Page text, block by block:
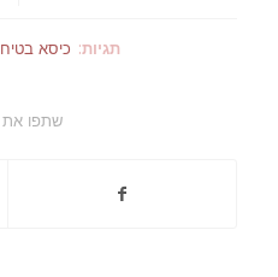
תגיות: כיסא
שתפו